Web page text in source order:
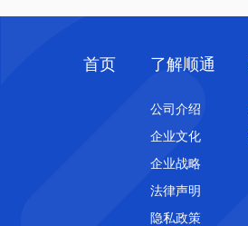
首页 了解顺通
公司介绍
企业文化
企业战略
法律声明
隐私政策